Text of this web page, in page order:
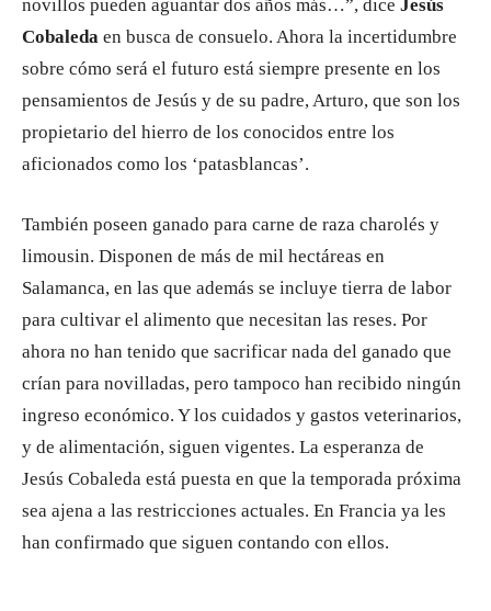
novillos pueden aguantar dos años más…”, dice Jesús
Cobaleda en busca de consuelo. Ahora la incertidumbre
sobre cómo será el futuro está siempre presente en los
pensamientos de Jesús y de su padre, Arturo, que son los
propietario del hierro de los conocidos entre los
aficionados como los ‘patasblancas’.
También poseen ganado para carne de raza charolés y
limousin. Disponen de más de mil hectáreas en
Salamanca, en las que además se incluye tierra de labor
para cultivar el alimento que necesitan las reses. Por
ahora no han tenido que sacrificar nada del ganado que
crían para novilladas, pero tampoco han recibido ningún
ingreso económico. Y los cuidados y gastos veterinarios,
y de alimentación, siguen vigentes. La esperanza de
Jesús Cobaleda está puesta en que la temporada próxima
sea ajena a las restricciones actuales. En Francia ya les
han confirmado que siguen contando con ellos.